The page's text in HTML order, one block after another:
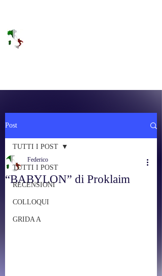
Post
TUTTI I POST
RECENSIONI
COLLOQUI
GRIDA A
TUTTI I POST
“BABYLON” di Proklaim
Federico